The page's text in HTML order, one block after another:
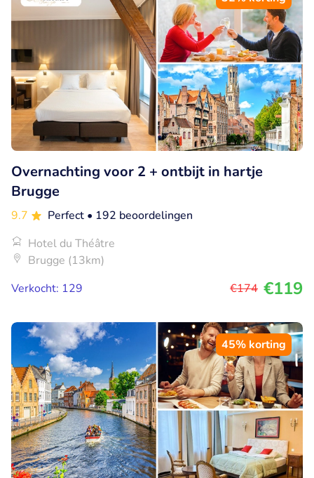
Overnachting voor 2 + ontbijt in hartje
Brugge
9.7 Perfect • 192 beoordelingen
Hotel du Théâtre
Brugge (13km)
Verkocht: 129
€174 €119
45% korting